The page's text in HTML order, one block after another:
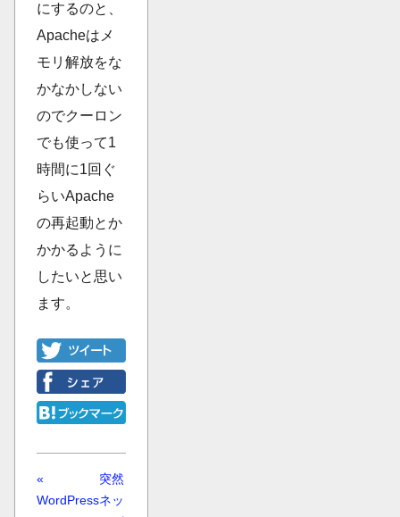
にするのと、
Apacheはメ
モリ解放をな
かなかしない
のでクーロン
でも使って1
時間に1回ぐ
らいApache
の再起動とか
かかるように
したいと思い
ます。
«
WordPress
突然
ネッ